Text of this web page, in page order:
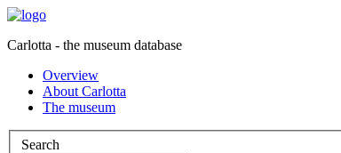
Carlotta - the museum database
Overview
About Carlotta
The museum
Search